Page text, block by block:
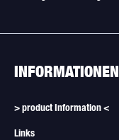
INFORMATIONEN
> product Information <
Links